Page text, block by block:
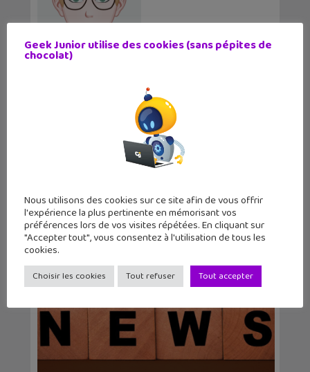
Christophe Coquis
j'aime tester de nouvelles applications et
regarder des séries télé tard le soir.
Articles similaires
Geek Junior utilise des cookies (sans pépites de
chocolat)
Nous utilisons des cookies sur ce site afin de vous offrir
l'expérience la plus pertinente en mémorisant vos
préférences lors de vos visites répétées. En cliquant sur
"Accepter tout", vous consentez à l'utilisation de tous les
cookies.
Choisir les cookies Tout refuser Tout accepter